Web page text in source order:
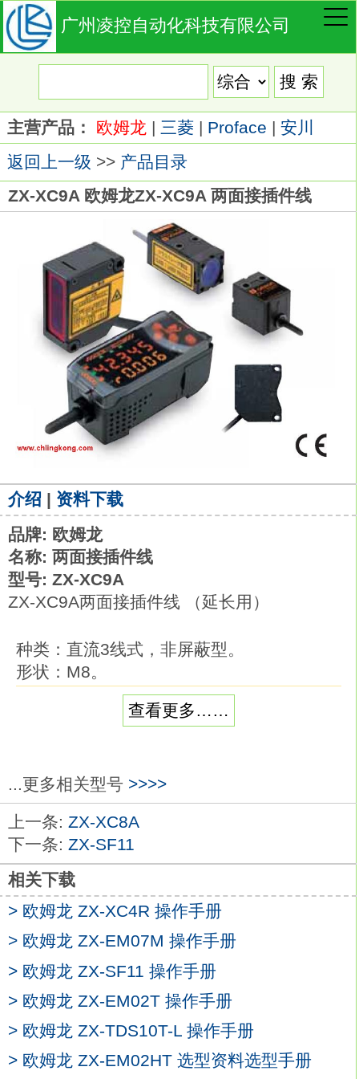
广州凌控自动化科技有限公司
主营产品： 欧姆龙 | 三菱 | Proface | 安川
返回上一级 >> 产品目录
ZX-XC9A 欧姆龙ZX-XC9A 两面接插件线
介绍 | 资料下载
品牌: 欧姆龙
名称: 两面接插件线
型号: ZX-XC9A
ZX-XC9A两面接插件线 （延长用）
种类：直流3线式，非屏蔽型。
形状：M8。
检测距离：1.5mm。
连接方式：导线引出型（2m）。
NPN输出。
接近传感器的顶级的性能和品质欧姆龙ZX-
XC9A。
磁性金属有无检测的标准型。
品种丰富。
可根据条件选择适用机型。
防相互干扰功能的异频机型品种齐全
XC9A
具有优异的耐环境性能。
标准导线的材质为耐油PVC。
检测面采用耐切削油材质。
标准采用导线护套。支架材质：铁、 镀锌。
个数：2。
附件内容：＋螺钉Ｍ3×14（带弹簧垫圈，平
查看更多……
...更多相关型号 >>>>
上一条: ZX-XC8A
下一条: ZX-SF11
相关下载
> 欧姆龙 ZX-XC4R 操作手册
> 欧姆龙 ZX-EM07M 操作手册
> 欧姆龙 ZX-SF11 操作手册
> 欧姆龙 ZX-EM02T 操作手册
> 欧姆龙 ZX-TDS10T-L 操作手册
> 欧姆龙 ZX-EM02HT 选型资料选型手册